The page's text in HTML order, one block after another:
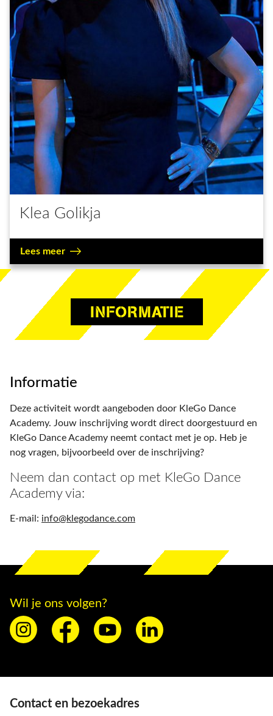
Klea Golikja
Lees meer
INFORMATIE
Informatie
Deze activiteit wordt aangeboden door KleGo Dance
Academy. Jouw inschrijving wordt direct doorgestuurd en
KleGo Dance Academy neemt contact met je op. Heb je
nog vragen, bijvoorbeeld over de inschrijving?
Neem dan contact op met KleGo Dance
Academy via:
E-mail: info@klegodance.com
Wil je ons volgen?
Contact en bezoekadres